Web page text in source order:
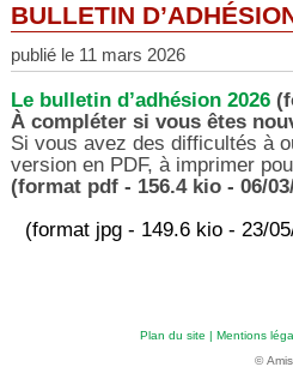
BULLETIN
publié le 11 mars 2026
Le bulletin d’adhésion 2026
À compléter si vous êtes
Si vous avez des difficultés à
version en PDF, à imprimer
(format pdf - 156.4 kio - 06/
(format jpg - 149.6 kio - 23/
Plan du site | Mentions
©